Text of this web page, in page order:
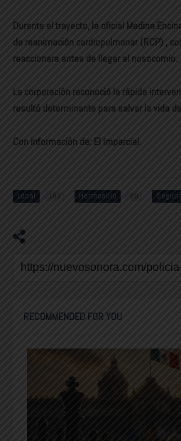
Durante el trayecto, la oficial Medina
de reanimación cardiopulmonar (RCP),
reaccionara antes de llegar al nosocomio.
La corporación reconoció la rápida
resultó determinante para salvar la vida
Con información de: El Imparcial.
Local 187 Hermosillo 80
RECOMMENDED FOR YOU